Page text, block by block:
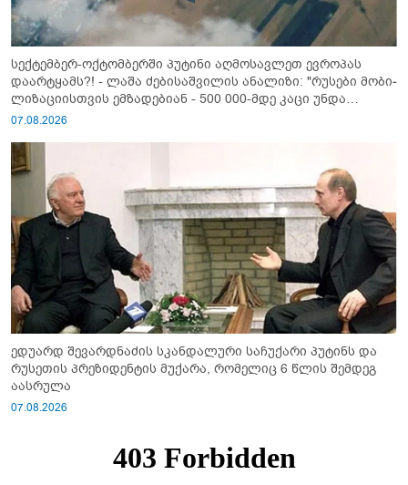
სექტემბერ-ოქტომბერში პუტინი აღმოსავლეთ ევროპას
დაარტყამს?! - ლაშა ძებისაშვილის ანალიზი: "რუსები მობი­
ლიზაციისთვის ემზადებიან - 500 000-მდე კაცი უნდა
გაიწვიონ ომში"
07.08.2026
ედუარდ შევარდნაძის სკანდალური საჩუქარი პუტინს და
რუსეთის პრეზიდენტის მუქარა, რომელიც 6 წლის შემდეგ
აასრულა
07.08.2026